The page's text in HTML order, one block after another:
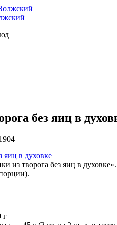
без яиц в
04
из творога без яиц в духовке».
.
г